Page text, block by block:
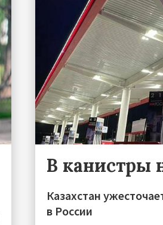
В канистры
Казахстан
в России